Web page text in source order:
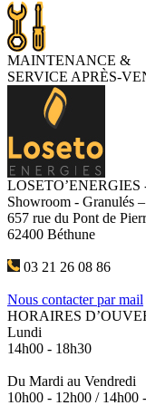
MAINTENANCE &
SERVICE APRÈS-
Showroom - Granulés –
657 rue du Pont de
62400 Béthune
03 21 26 08 86
Nous contacter par mail
HORAIRES
Lundi
14h00 - 18h30
Du Mardi au Vendredi
10h00 - 12h00 / 14h00